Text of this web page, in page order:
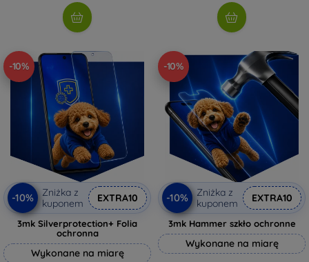
-10%
-10%
Zniżka z
kuponem
EXTRA10
3mk Silverprotection+ Folia
ochronna
Wykonane na miarę
-10%
-10%
Zniżka z
kuponem
EXTRA10
3mk Hammer szkło ochronne
Wykonane na miarę